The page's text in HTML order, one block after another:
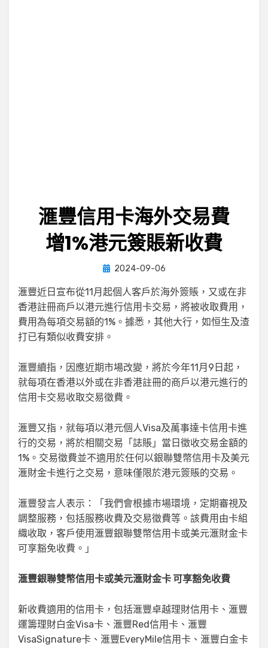
滙豐信用卡海外交易費
增1%港元簽賬新收費
by小編
Posted
2024-09-06
滙豐近日宣布從11月起個人客戶於海外簽賬，又或在非
香港註冊商戶以港元進行信用卡交易，將被收取費用，
費用為每項交易額的1%。據悉，其他大行，如恒生及渣
打已有類似收費安排。
滙豐續指，因應近期市場改變，將於今年11月9日起，
就每項在香港以外或在非香港註冊的商戶以港元進行的
信用卡交易收取交易徵費。
滙豐又指，就每項以港元個人Visa及萬事達卡信用卡進
行的交易，將於相關交易「誌賬」當日徵收交易金額的
1%。交易徵費並不適用於任何以銀聯雙幣信用卡及美元
滙財金卡進行之交易，意味僅限於港元簽賬的交易。
滙豐發言人表示：「我們會根據市場環境，定期審視及
調整服務，包括服務收費及交易徵費等。該費用由卡組
織收取，客戶使用滙豐銀聯雙幣信用卡或美元滙財金卡
可享豁免收費。」
滙豐銀聯雙幣信用卡或美元滙財金卡 可享豁免收費
新收費適用的信用卡，包括滙豐卓越理財信用卡、滙豐
運籌理財白金Visa卡、滙豐Red信用卡、滙豐
VisaSignature卡、滙豐EveryMile信用卡、滙豐白金卡